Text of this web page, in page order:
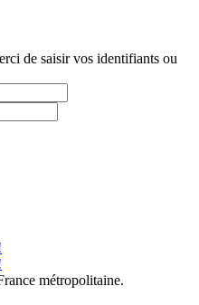
de saisir vos identifiants ou
métropolitaine.